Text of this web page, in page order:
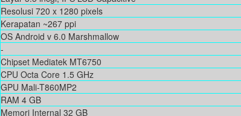
Resolusi 720 x 1280 pixels
Kerapatan ~267 ppi
OS Android v 6.0 Marshmallow
-
Chipset Mediatek MT6750
CPU Octa Core 1.5 GHz
GPU Mali-T860MP2
RAM 4 GB
Memori Internal 32 GB